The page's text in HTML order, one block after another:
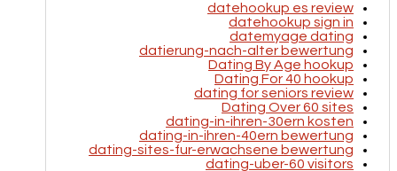
datehookup es review
datehookup sign in
datemyage dating
datierung-nach-alter bewertung
Dating By Age hookup
Dating For 40 hookup
dating for seniors review
Dating Over 60 sites
dating-in-ihren-30ern kosten
dating-in-ihren-40ern bewertung
dating-sites-fur-erwachsene bewertung
dating-uber-60 visitors